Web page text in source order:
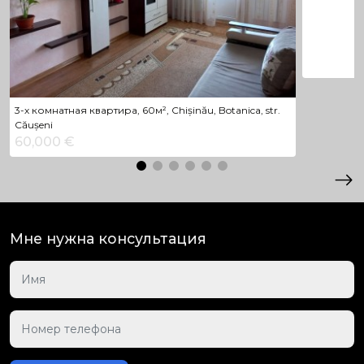
3-х комнатная квартира, 60м², Chișinău, Botanica, str.
Căușeni
60,000 €
Мне нужна консультация